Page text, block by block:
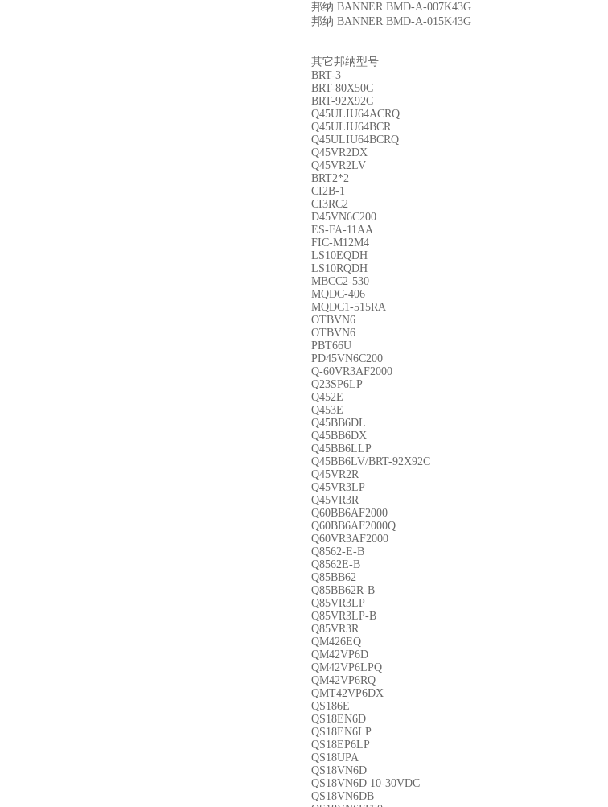
邦纳 BANNER BMD-A-007K43G
邦纳 BANNER BMD-A-015K43G
其它邦纳型号
BRT-3
BRT-80X50C
BRT-92X92C
Q45ULIU64ACRQ
Q45ULIU64BCR
Q45ULIU64BCRQ
Q45VR2DX
Q45VR2LV
BRT2*2
CI2B-1
CI3RC2
D45VN6C200
ES-FA-11AA
FIC-M12M4
LS10EQDH
LS10RQDH
MBCC2-530
MQDC-406
MQDC1-515RA
OTBVN6
OTBVN6
PBT66U
PD45VN6C200
Q-60VR3AF2000
Q23SP6LP
Q452E
Q453E
Q45BB6DL
Q45BB6DX
Q45BB6LLP
Q45BB6LV/BRT-92X92C
Q45VR2R
Q45VR3LP
Q45VR3R
Q60BB6AF2000
Q60BB6AF2000Q
Q60VR3AF2000
Q8562-E-B
Q8562E-B
Q85BB62
Q85BB62R-B
Q85VR3LP
Q85VR3LP-B
Q85VR3R
QM426EQ
QM42VP6D
QM42VP6LPQ
QM42VP6RQ
QMT42VP6DX
QS186E
QS18EN6D
QS18EN6LP
QS18EP6LP
QS18UPA
QS18VN6D
QS18VN6D 10-30VDC
QS18VN6DB